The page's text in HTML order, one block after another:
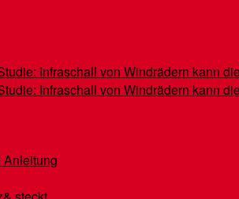
Infraschall von Windrädern kann
Infraschall von Windrädern kann
Anleitung